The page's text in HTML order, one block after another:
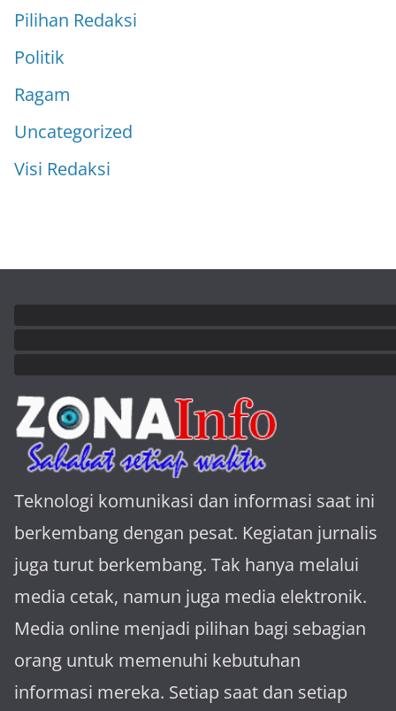
Pilihan Redaksi
Politik
Ragam
Uncategorized
Visi Redaksi
Teknologi komunikasi dan informasi saat ini
berkembang dengan pesat. Kegiatan jurnalis
juga turut berkembang. Tak hanya melalui
media cetak, namun juga media elektronik.
Media online menjadi pilihan bagi sebagian
orang untuk memenuhi kebutuhan
informasi mereka. Setiap saat dan setiap